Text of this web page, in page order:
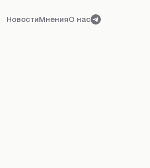
НовостиМненияО нас